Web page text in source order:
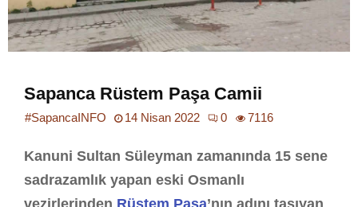
Sapanca Rüstem Paşa Camii
#SapancaINFO 14 Nisan 2022 0 7116
Kanuni Sultan Süleyman zamanında 15 sene
sadrazamlık yapan eski Osmanlı